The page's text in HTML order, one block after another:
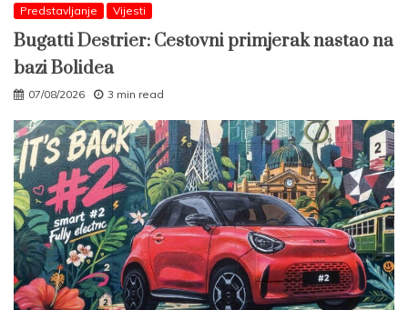
Predstavljanje Vijesti
Bugatti Destrier: Cestovni primjerak nastao na
bazi Bolidea
07/08/2026 3 min read